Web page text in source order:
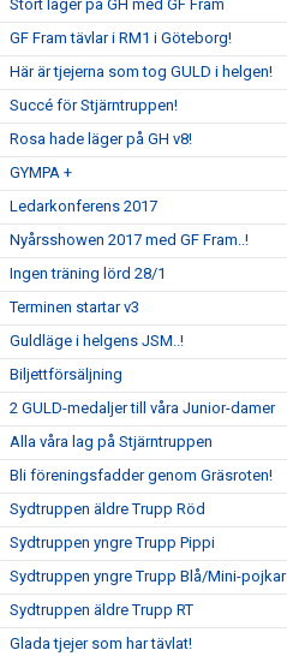
Stort läger på GH med GF Fram
GF Fram tävlar i RM1 i Göteborg!
Här är tjejerna som tog GULD i helgen!
Succé för Stjärntruppen!
Rosa hade läger på GH v8!
GYMPA +
Ledarkonferens 2017
Nyårsshowen 2017 med GF Fram..!
Ingen träning lörd 28/1
Terminen startar v3
Guldläge i helgens JSM..!
Biljettförsäljning
2 GULD-medaljer till våra Junior-damer
Alla våra lag på Stjärntruppen
Bli föreningsfadder genom Gräsroten!
Sydtruppen äldre Trupp Röd
Sydtruppen yngre Trupp Pippi
Sydtruppen yngre Trupp Blå/Mini-pojkar
Sydtruppen äldre Trupp RT
Glada tjejer som har tävlat!